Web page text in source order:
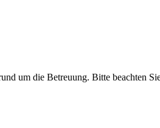
um die Betreuung. Bitte beachten